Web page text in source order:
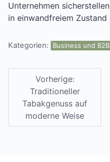
Unternehmen
in einwandfreiem Zustand
Kategorien: Business und B2B
Vorherige:
Traditioneller
Tabakgenuss auf
moderne Weise